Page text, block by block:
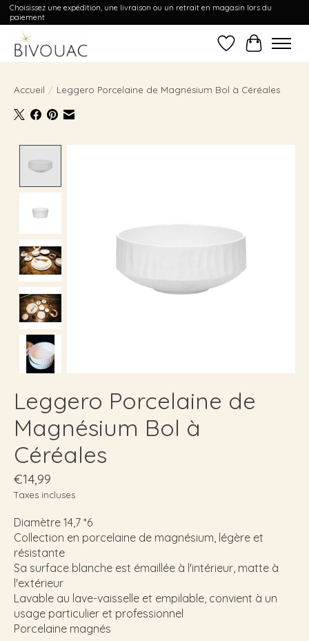
Choisissez une expédition, une livraison ou un retrait en magasin lors du
paiement
Liste dePanier
Accueil / Leggero Porcelaine de Magnésium Bol à Céréales
Leggero Porcelaine de
Magnésium Bol à
Céréales
€14,99
Taxes incluses
Diamètre 14,7 *6
Collection en porcelaine de magnésium, légère et
résistante
Sa surface blanche est émaillée à l'intérieur, matte à
l'extérieur
Lavable au lave-vaisselle et empilable, convient à un
usage particulier et professionnel
Porcelaine magnés